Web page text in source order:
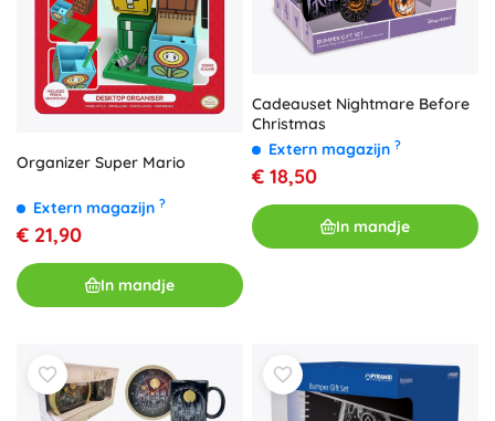
Organizer Super Mario
Extern magazijn ?
€ 21,90
In mandje
Cadeauset Nightmare Before
Christmas
Extern magazijn ?
€ 18,50
In mandje